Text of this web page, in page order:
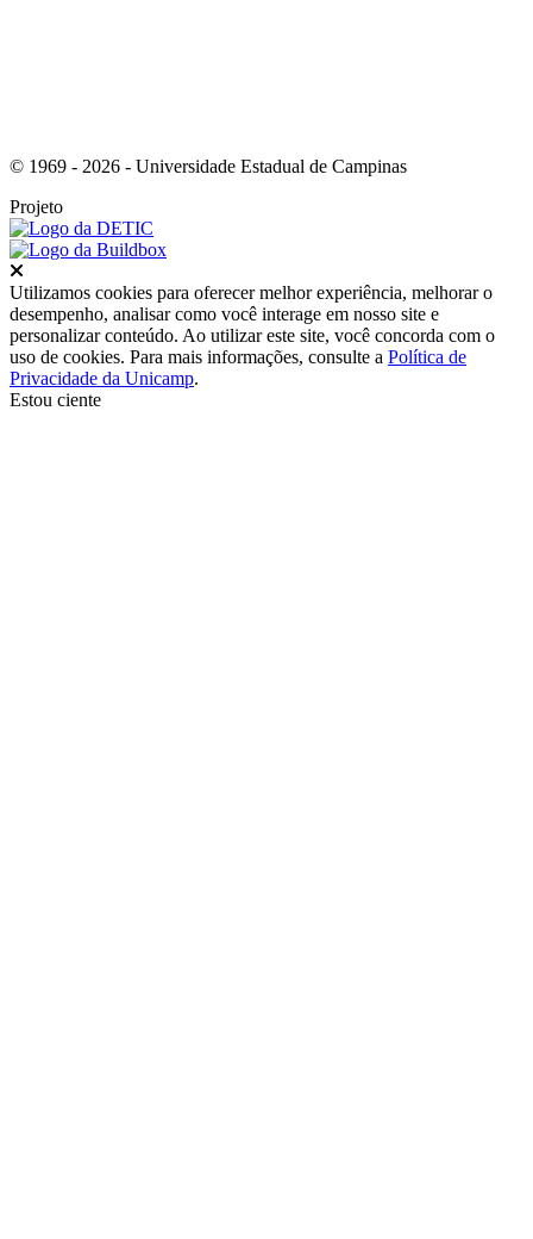
© 1969 - 2026 - Universidade Estadual de Campinas
Projeto
Utilizamos cookies para oferecer melhor experiência, melhorar o
desempenho, analisar como você interage em nosso site e
personalizar conteúdo. Ao utilizar este site, você concorda com o
uso de cookies. Para mais informações, consulte a Política de
Privacidade da Unicamp.
Estou ciente